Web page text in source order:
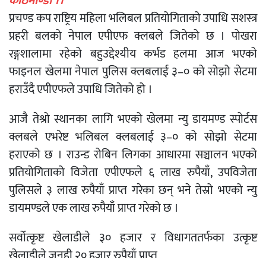
प्रचण्ड कप राष्ट्रिय महिला भलिबल प्रतियोगिताको उपाधि सशस्त्र
प्रहरी बलको नेपाल एपीएफ क्लबले जितेको छ । पोखरा
रङ्गशालामा रहेको बहुउद्देश्यीय कर्भड हलमा आज भएको
फाइनल खेलमा नेपाल पुलिस क्लबलाई ३–० को सोझो सेटमा
हराउँदै एपीएफले उपाधि जितेको हो ।
आजै तेश्रो स्थानका लागि भएको खेलमा न्यु डायमण्ड स्पोर्टस
क्लबले एभरेष्ट भलिबल क्लबलाई ३–० को सोझो सेटमा
हराएको छ । राउन्ड रोबिन लिगका आधारमा सञ्चालन भएको
प्रतियोगिताको विजेता एपीएफले ६ लाख रुपैयाँ, उपविजेता
पुलिसले ३ लाख रुपैयाँ प्राप्त गरेका छन् भने तेस्रो भएको न्यु
डायमण्डले एक लाख रुपैयाँ प्राप्त गरेको छ ।
सर्वोत्कृष्ट खेलाडीले ३० हजार र विधागततर्फका उत्कृष्ट